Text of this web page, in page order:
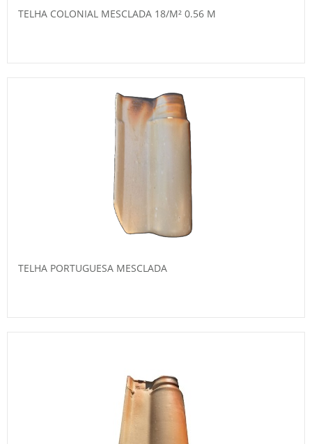
TELHA COLONIAL MESCLADA 18/M² 0.56 M
TELHA PORTUGUESA MESCLADA